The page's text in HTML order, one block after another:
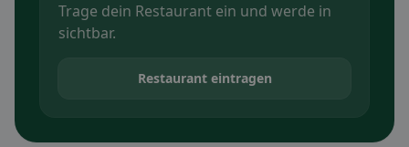
Trage dein Restaurant ein und werde in
sichtbar.
Restaurant eintragen